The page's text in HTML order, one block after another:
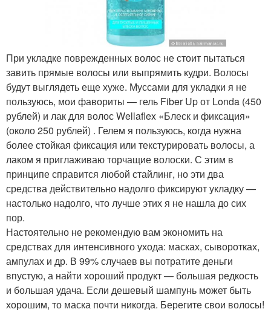
При укладке поврежденных волос не стоит пытаться
завить прямые волосы или выпрямить кудри. Волосы
будут выглядеть еще хуже. Муссами для укладки я не
пользуюсь, мои фавориты — гель Fiber Up от Londa (450
рублей) и лак для волос Wellaflex «Блеск и фиксация»
(около 250 рублей) . Гелем я пользуюсь, когда нужна
более стойкая фиксация или текстурировать волосы, а
лаком я приглаживаю торчащие волоски. С этим в
принципе справится любой стайлинг, но эти два
средства действительно надолго фиксируют укладку —
настолько надолго, что лучше этих я не нашла до сих
пор.
Настоятельно не рекомендую вам экономить на
средствах для интенсивного ухода: масках, сыворотках,
ампулах и др. В 99% случаев вы потратите деньги
впустую, а найти хороший продукт — большая редкость
и большая удача. Если дешевый шампунь может быть
хорошим, то маска почти никогда. Берегите свои волосы!